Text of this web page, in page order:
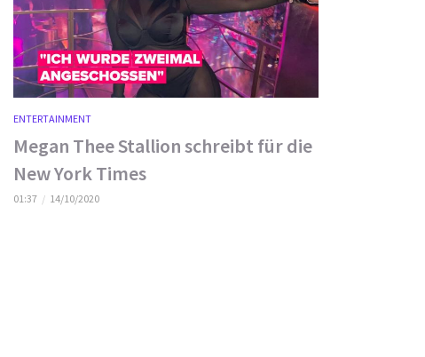
ENTERTAINMENT
Megan Thee Stallion schreibt für die
New York Times
01:37 14/10/2020